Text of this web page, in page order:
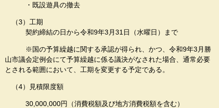
・既設遊具の撤去
（3）工期
契約締結の日から令和9年3月31日（水曜日）まで
※国の予算繰越に関する承認が得られ、かつ、令和9年3月勝
山市議会定例会にて予算繰越に係る議決がなされた場合、通常必要
とされる範囲において、工期を変更する予定である。
（4）見積限度額
30,000,000円（消費税額及び地方消費税額を含む）